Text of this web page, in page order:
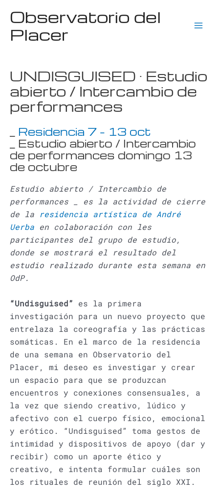
contenido
Observatorio del
Placer
UNDISGUISED · Estudio
abierto / Intercambio de
performances
Residencia 7 – 13 oct
_ Estudio abierto / Intercambio
de performances domingo 13
de octubre
Estudio abierto / Intercambio de
performances _ es la actividad de cierre
de la
residencia artística de André
Uerba en colaboración con les
participantes del grupo de estudio,
donde se mostrará el resultado del
estudio realizado durante esta semana en
OdP.
“Undisguised” es la primera
investigación para un nuevo proyecto que
entrelaza la coreografía y las prácticas
somáticas. En el marco de la residencia
de una semana en Observatorio del
Placer, mi deseo es investigar y crear
un espacio para que se produzcan
encuentros y conexiones consensuales, a
la vez que siendo creativo, lúdico y
afectivo con el cuerpo físico, emocional
y erótico. “Undisguised” toma gestos de
intimidad y dispositivos de apoyo (dar y
recibir) como un aporte ético y
creativo, e intenta formular cuáles son
los rituales de reunión del siglo XXI.